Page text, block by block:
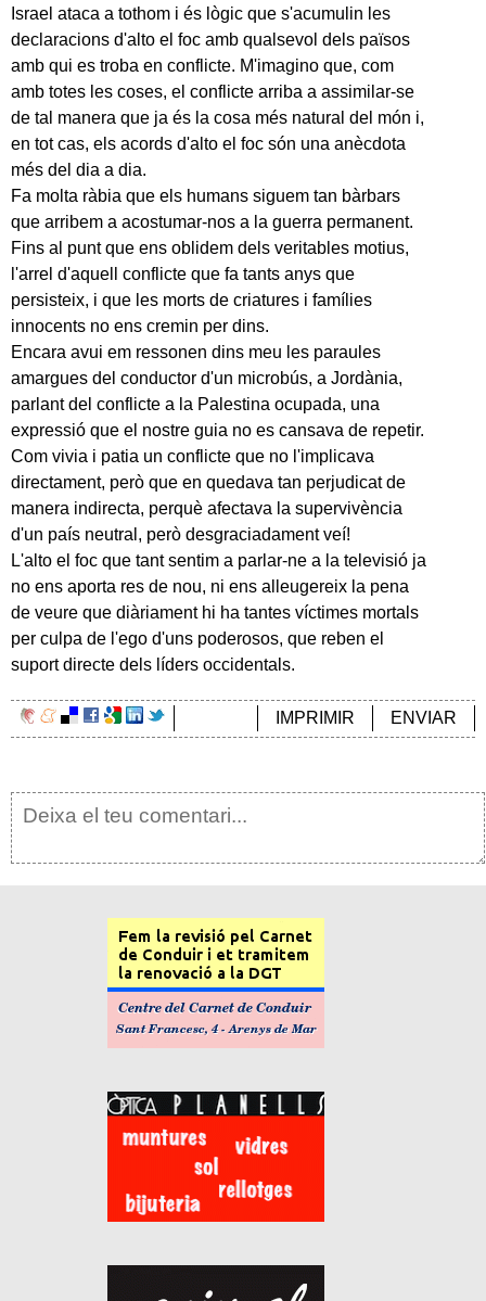
Israel ataca a tothom i és lògic que s'acumulin les
declaracions d'alto el foc amb qualsevol dels països
amb qui es troba en conflicte. M'imagino que, com
amb totes les coses, el conflicte arriba a assimilar-se
de tal manera que ja és la cosa més natural del món i,
en tot cas, els acords d'alto el foc són una anècdota
més del dia a dia.
Fa molta ràbia que els humans siguem tan bàrbars
que arribem a acostumar-nos a la guerra permanent.
Fins al punt que ens oblidem dels veritables motius,
l'arrel d'aquell conflicte que fa tants anys que
persisteix, i que les morts de criatures i famílies
innocents no ens cremin per dins.
Encara avui em ressonen dins meu les paraules
amargues del conductor d'un microbús, a Jordània,
parlant del conflicte a la Palestina ocupada, una
expressió que el nostre guia no es cansava de repetir.
Com vivia i patia un conflicte que no l'implicava
directament, però que en quedava tan perjudicat de
manera indirecta, perquè afectava la supervivència
d'un país neutral, però desgraciadament veí!
L'alto el foc que tant sentim a parlar-ne a la televisió ja
no ens aporta res de nou, ni ens alleugereix la pena
de veure que diàriament hi ha tantes víctimes mortals
per culpa de l'ego d'uns poderosos, que reben el
suport directe dels líders occidentals.
ENVIAR
IMPRIMIR